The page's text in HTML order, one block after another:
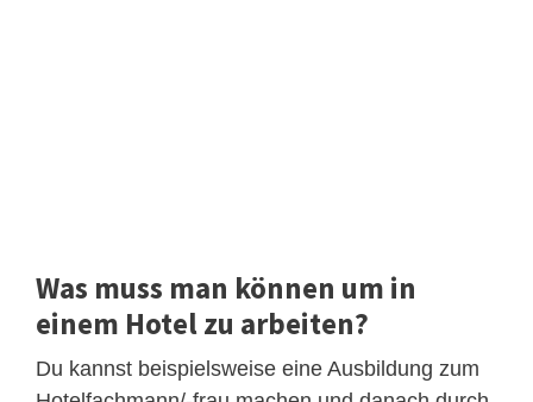
Was muss man können um in
einem Hotel zu arbeiten?
Du kannst beispielsweise eine Ausbildung zum